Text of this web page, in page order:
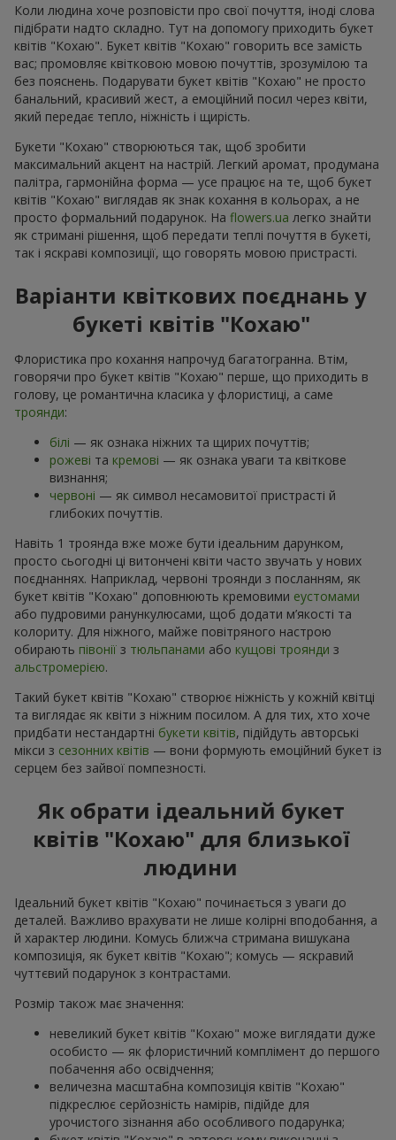
Коли людина хоче розповісти про свої почуття, іноді слова
підібрати надто складно. Тут на допомогу приходить букет
квітів "Кохаю". Букет квітів "Кохаю" говорить все замість
вас; промовляє квітковою мовою почуттів, зрозумілою та
без пояснень. Подарувати букет квітів "Кохаю" не просто
банальний, красивий жест, а емоційний посил через квіти,
який передає тепло, ніжність і щирість.
Букети "Кохаю" створюються так, щоб зробити
максимальний акцент на настрій. Легкий аромат, продумана
палітра, гармонійна форма — усе працює на те, щоб букет
квітів "Кохаю" виглядав як знак кохання в кольорах, а не
просто формальний подарунок. На flowers.ua легко знайти
як стримані рішення, щоб передати теплі почуття в букеті,
так і яскраві композиції, що говорять мовою пристрасті.
Варіанти квіткових поєднань у
букеті квітів "Кохаю"
Флористика про кохання напрочуд багатогранна. Втім,
говорячи про букет квітів "Кохаю" перше, що приходить в
голову, це романтична класика у флористиці, а саме
троянди:
білі — як ознака ніжних та щирих почуттів;
рожеві та кремові — як ознака уваги та квіткове
визнання;
червоні — як символ несамовитої пристрасті й
глибоких почуттів.
Навіть 1 троянда вже може бути ідеальним дарунком,
просто сьогодні ці витончені квіти часто звучать у нових
поєднаннях. Наприклад, червоні троянди з посланням, як
букет квітів "Кохаю" доповнюють кремовими еустомами
або пудровими ранункулюсами, щоб додати м’якості та
колориту. Для ніжного, майже повітряного настрою
обирають півонії з тюльпанами або кущові троянди з
альстромерією.
Такий букет квітів "Кохаю" створює ніжність у кожній квітці
та виглядає як квіти з ніжним посилом. А для тих, хто хоче
придбати нестандартні букети квітів, підійдуть авторські
мікси з сезонних квітів — вони формують емоційний букет із
серцем без зайвої помпезності.
Як обрати ідеальний букет
квітів "Кохаю" для близької
людини
Ідеальний букет квітів "Кохаю" починається з уваги до
деталей. Важливо врахувати не лише колірні вподобання, а
й характер людини. Комусь ближча стримана вишукана
композиція, як букет квітів "Кохаю"; комусь — яскравий
чуттєвий подарунок з контрастами.
Розмір також має значення:
невеликий букет квітів "Кохаю" може виглядати дуже
особисто — як флористичний комплімент до першого
побачення або освідчення;
величезна масштабна композиція квітів "Кохаю"
підкреслює серйозність намірів, підійде для
урочистого зізнання або особливого подарунка;